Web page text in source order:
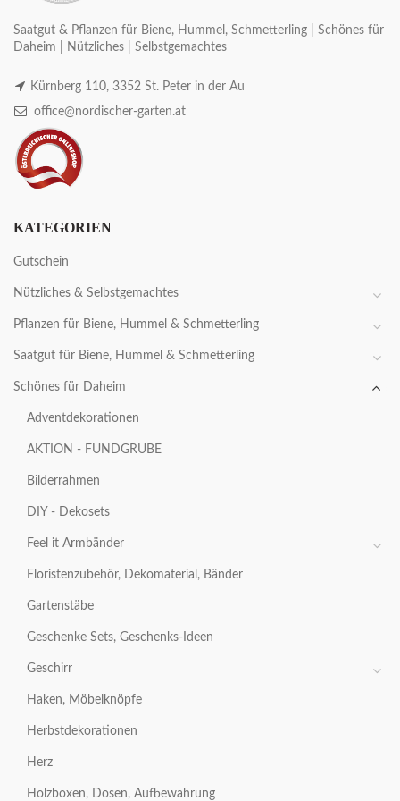
Saatgut & Pflanzen für Biene, Hummel, Schmetterling | Schönes für
Daheim | Nützliches | Selbstgemachtes
Kürnberg 110, 3352 St. Peter in der Au
office@nordischer-garten.at
KATEGORIEN
Gutschein
Nützliches & Selbstgemachtes
Pflanzen für Biene, Hummel & Schmetterling
Saatgut für Biene, Hummel & Schmetterling
Schönes für Daheim
Adventdekorationen
AKTION - FUNDGRUBE
Bilderrahmen
DIY - Dekosets
Feel it Armbänder
Floristenzubehör, Dekomaterial, Bänder
Gartenstäbe
Geschenke Sets, Geschenks-Ideen
Geschirr
Haken, Möbelknöpfe
Herbstdekorationen
Herz
Holzboxen, Dosen, Aufbewahrung